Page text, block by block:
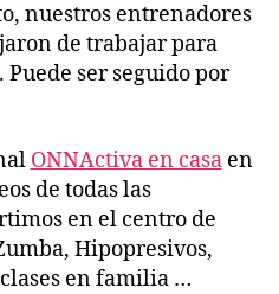
nuestros entrenadores
de trabajar para
ser seguido por
ONNActiva en casaen
de todas las
en el centro de
Hipopresivos,
en familia …